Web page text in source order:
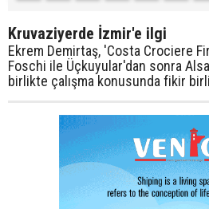
Kruvaziyerde İzmir'e ilgi
Ekrem Demirtaş, 'Costa Crociere
Foschi ile Üçkuyular'dan sonra
birlikte çalışma konusunda fikir